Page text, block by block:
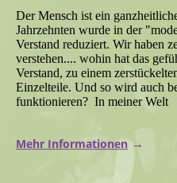
Der Mensch ist ein
Jahrzehnten wurde in der
Verstand reduziert. Wir haben
verstehen.... wohin hat das
Verstand, zu einem
Einzelteile. Und so wird auch
funktionieren? In meiner Welt
Mehr Informationen→